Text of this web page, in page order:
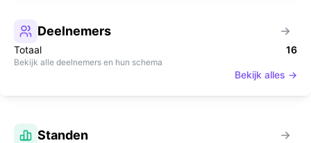
Deelnemers
Totaal 16
Bekijk alle deelnemers en hun schema
Bekijk alles →
Standen